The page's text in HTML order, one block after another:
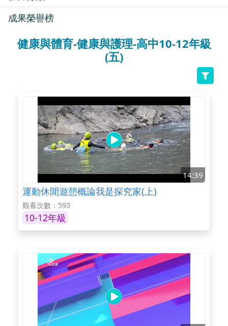
成果榮譽榜
健康與體育-健康與護理-高中10-12年級
(五)
14:39
運動休閒遊憩概論我是探究家(上)
觀看次數：593
10-12年級